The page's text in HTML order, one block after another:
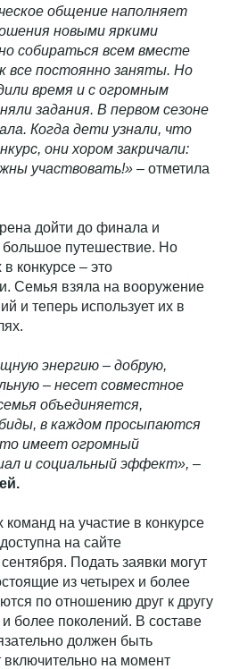
общение наполняет
новыми яркими
собираться всем вместе
все постоянно заняты. Но
время и с огромным
задания. В первом сезоне
Когда дети узнали, что
они хором закричали:
участвовать!» – отметила
дойти до финала и
большое путешествие. Но
конкурсе – это
Семья взяла на вооружение
и теперь использует их в
энергию – добрую,
– несет совместное
объединяется,
в каждом просыпаются
имеет огромный
и социальный эффект», –
на участие в конкурсе
на сайте
Подать заявки могут
из четырех и более
по отношению друг к другу
более поколений. В составе
должен быть
включительно на момент